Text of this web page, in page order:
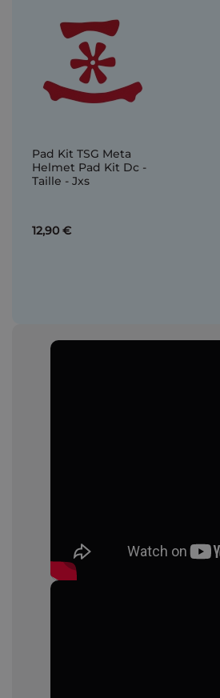
Pad Kit TSG Meta
Helmet Pad Kit Dc -
Taille - Jxs
12,90 €